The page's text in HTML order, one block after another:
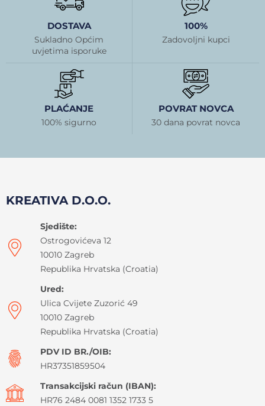
DOSTAVA
Sukladno Općim
uvjetima isporuke
100%
Zadovoljni kupci
PLAĆANJE
100% sigurno
POVRAT NOVCA
30 dana povrat novca
KREATIVA D.O.O.
Sjedište:
Ostrogovićeva 12
10010 Zagreb
Republika Hrvatska (Croatia)
Ured:
Ulica Cvijete Zuzorić 49
10010 Zagreb
Republika Hrvatska (Croatia)
PDV ID BR./OIB:
HR37351859504
Transakcijski račun (IBAN):
HR76 2484 0081 1352 1733 5